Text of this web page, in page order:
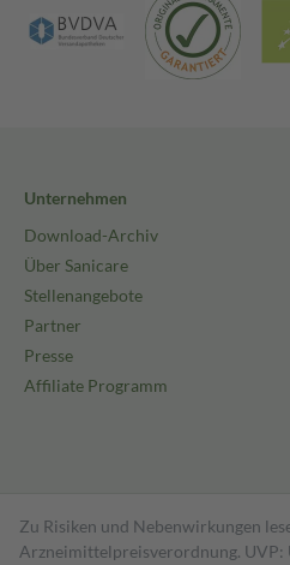
Unternehmen
Download-Archiv
Über Sanicare
Stellenangebote
Partner
Presse
Affiliate Programm
Zu Risiken und Nebenwirkungen
Arzneimittelpreisverordnung. UVP: